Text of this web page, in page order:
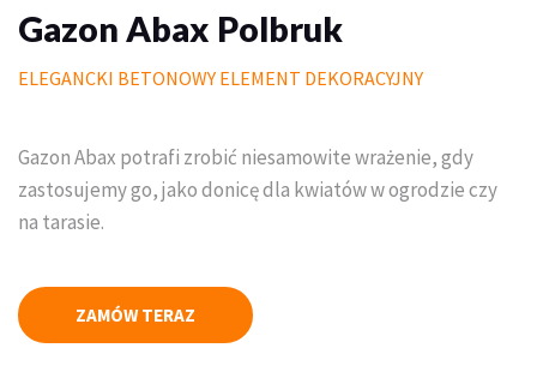
Mała architektura ogrodowa
Meble do domu i ogrodu
Chemia
Outlet
Trawa w rolce PREMIUM
Gazon Abax Polbruk
ELEGANCKI BETONOWY ELEMENT DEKORACYJNY
Gazon Abax potrafi zrobić niesamowite wrażenie, gdy
zastosujemy go, jako donicę dla kwiatów w ogrodzie czy
na tarasie.
ZAMÓW TERAZ